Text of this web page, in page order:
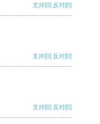
支持[0] 反对[0]
支持[0] 反对[0]
支持[0] 反对[0]